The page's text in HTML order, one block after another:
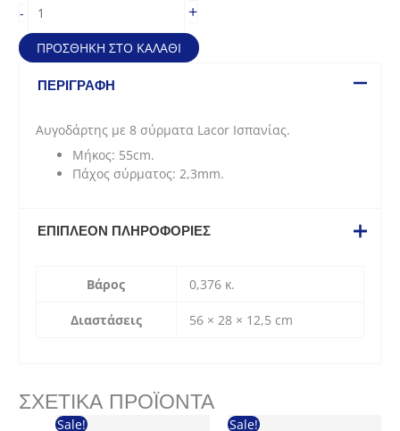
-
με
8
σύρματα
Lacor
(55cm)
+
ΠΡΟΣΘΉΚΗ ΣΤΟ ΚΑΛΆΘΙ
ΠΕΡΙΓΡΑΦΉ
Αυγοδάρτης με 8 σύρματα Lacor Ισπανίας.
Μήκος: 55cm.
Πάχος σύρματος: 2,3mm.
ΕΠΙΠΛΈΟΝ ΠΛΗΡΟΦΟΡΊΕΣ
Βάρος 0,376 κ.
Διαστάσεις 56 × 28 × 12,5 cm
ΣΧΕΤΙΚΆ ΠΡΟΪΌΝΤΑ
Sale! Sale!